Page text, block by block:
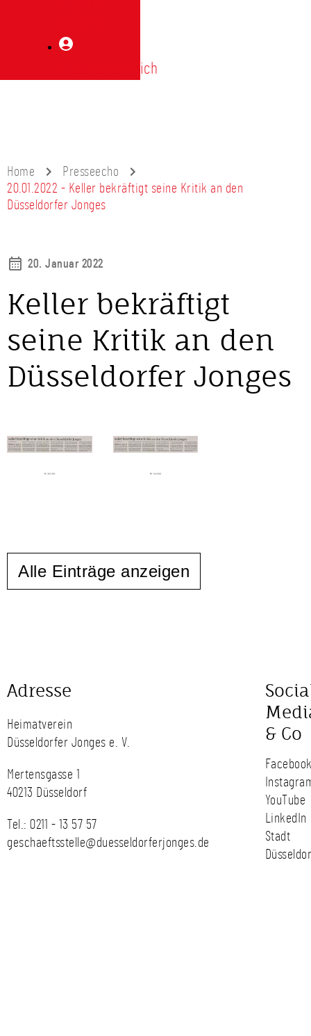
Mitgliederbereich
Home
Presseecho
20.01.2022 - Keller bekräftigt seine Kritik an den
Düsseldorfer Jonges
20. Januar 2022
Keller bekräftigt
seine Kritik an den
Düsseldorfer Jonges
Alle Einträge anzeigen
Adresse
Heimatverein
Düsseldorfer Jonges e. V.
Mertensgasse 1
40213 Düsseldorf
Tel.: 0211 - 13 57 57
geschaeftsstelle@duesseldorferjonges.de
& Co
YouTube
LinkedIn
Stadt